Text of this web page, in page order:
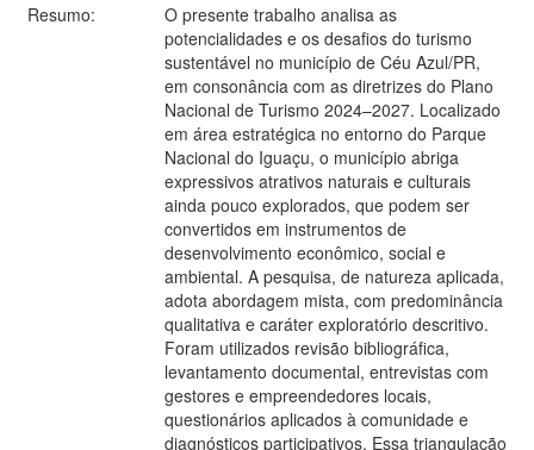
Resumo:
O presente trabalho analisa as
potencialidades e os desafios do turismo
sustentável no município de Céu Azul/PR,
em consonância com as diretrizes do Plano
Nacional de Turismo 2024–2027. Localizado
em área estratégica no entorno do Parque
Nacional do Iguaçu, o município abriga
expressivos atrativos naturais e culturais
ainda pouco explorados, que podem ser
convertidos em instrumentos de
desenvolvimento econômico, social e
ambiental. A pesquisa, de natureza aplicada,
adota abordagem mista, com predominância
qualitativa e caráter exploratório descritivo.
Foram utilizados revisão bibliográfica,
levantamento documental, entrevistas com
gestores e empreendedores locais,
questionários aplicados à comunidade e
diagnósticos participativos. Essa triangulação